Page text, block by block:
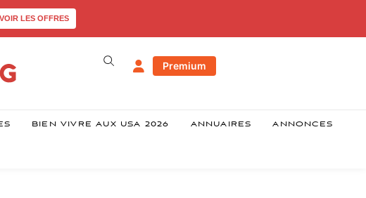
VOIR LES OFFRES
Premium
BIEN VIVRE AUX USA 2026 ANNUAIRES ANNONCES